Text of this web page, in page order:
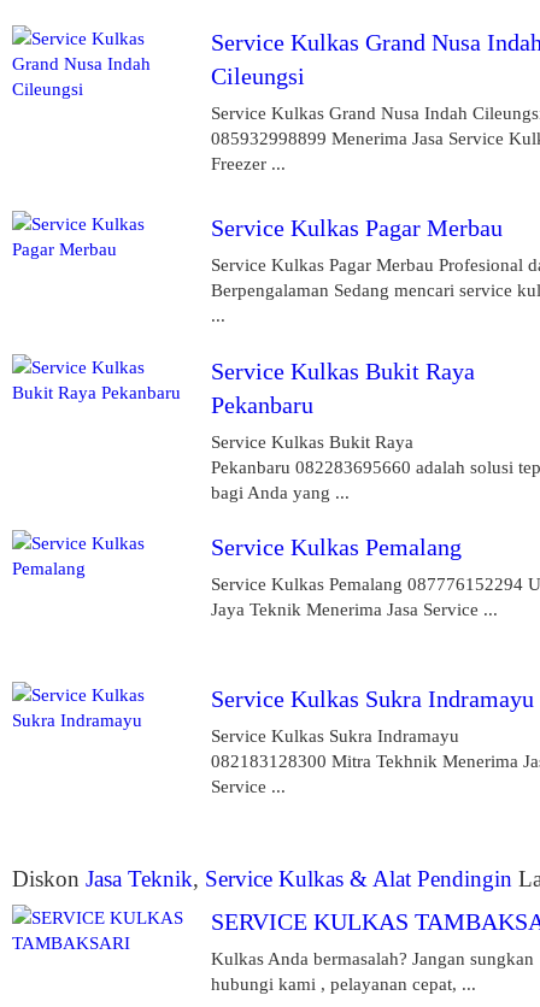
Service Kulkas Grand Nusa
Cileungsi
Service Kulkas Grand Nusa Indah
085932998899 Menerima Jasa Service
Freezer ...
Service Kulkas Pagar Merbau
Service Kulkas Pagar Merbau Profesional
Berpengalaman Sedang mencari service
...
Service Kulkas Bukit Raya
Pekanbaru
Service Kulkas Bukit Raya
Pekanbaru 082283695660 adalah solusi
bagi Anda yang ...
Service Kulkas Pemalang
Service Kulkas Pemalang 087776152294
Jaya Teknik Menerima Jasa Service ...
Service Kulkas Sukra Indramayu
Service Kulkas Sukra Indramayu
082183128300 Mitra Tekhnik Menerima
Service ...
Diskon Jasa Teknik, Service Kulkas & Alat Pendingin
SERVICE KULKAS
Kulkas Anda bermasalah? Jangan sungkan
hubungi kami , pelayanan cepat, ...